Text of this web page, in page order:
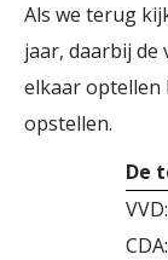
Als we terug
jaar, daarbij de
elkaar optellen
opstellen.
De
VVD:
CDA: